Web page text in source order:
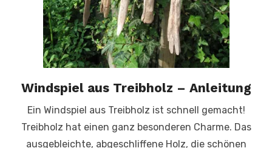
Windspiel aus Treibholz – Anleitung
Ein Windspiel aus Treibholz ist schnell gemacht!
Treibholz hat einen ganz besonderen Charme. Das
ausgebleichte, abgeschliffene Holz, die schönen